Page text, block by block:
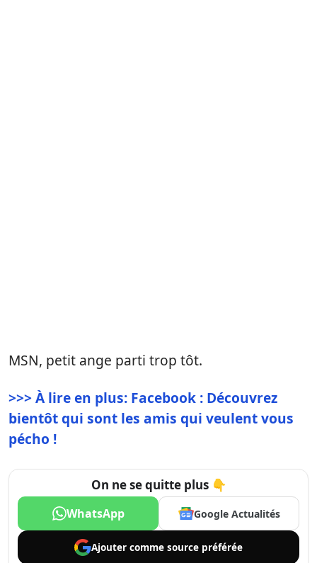
MSN, petit ange parti trop tôt.
>>> À lire en plus: Facebook : Découvrez
bientôt qui sont les amis qui veulent vous
pécho !
On ne se quitte plus 👇
WhatsApp Google Actualités
Ajouter comme source préférée